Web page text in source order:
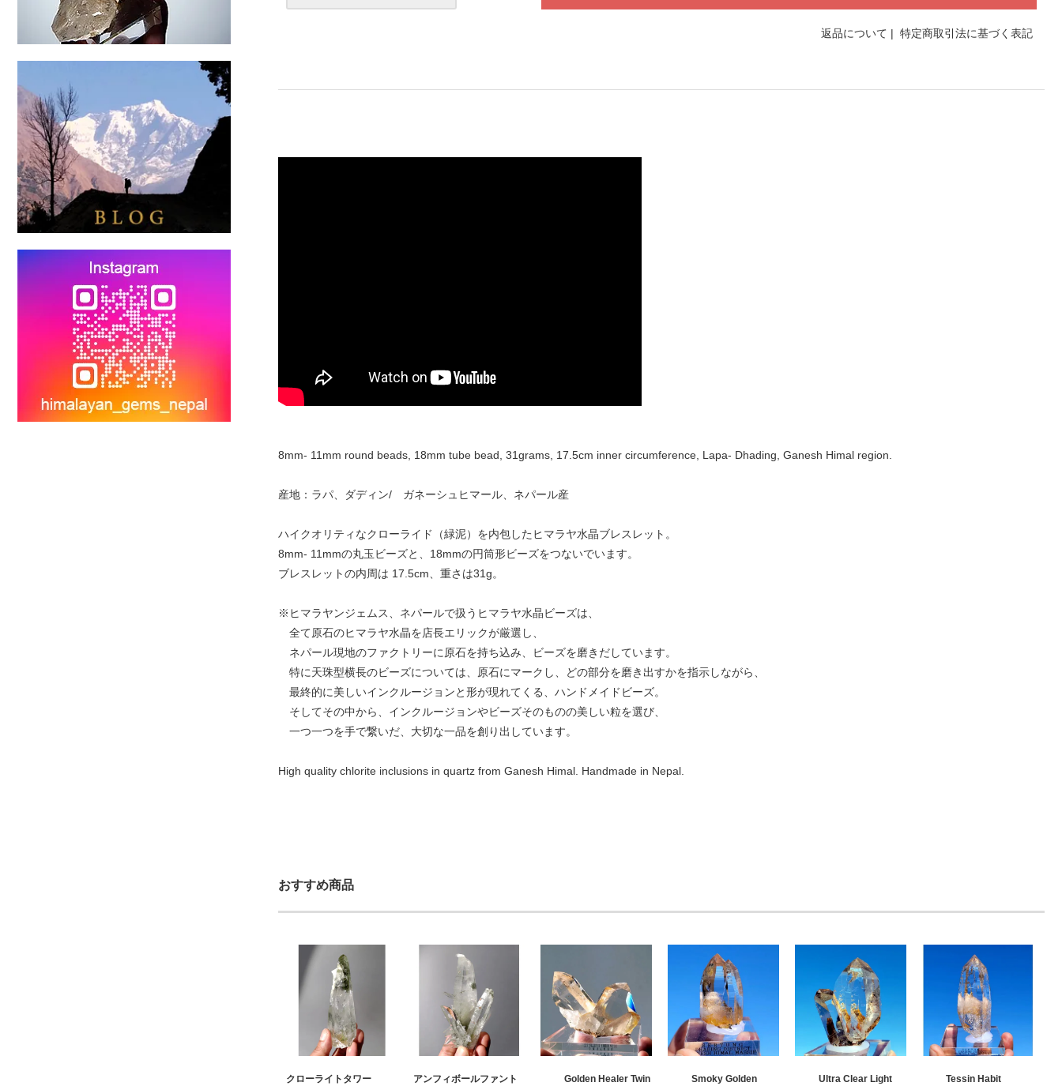
返品について | 特定商取引法に基づく表記
8mm- 11mm round beads, 18mm tube bead, 31grams, 17.5cm inner circumference, Lapa- Dhading, Ganesh Himal region.
産地：ラパ、ダディン/ ガネーシュヒマール、ネパール産
ハイクオリティなクローライド（緑泥）を内包したヒマラヤ水晶ブレスレット。
8mm- 11mmの丸玉ビーズと、18mmの円筒形ビーズをつないでいます。
ブレスレットの内周は 17.5cm、重さは31g。
※ヒマラヤンジェムス、ネパールで扱うヒマラヤ水晶ビーズは、
全て原石のヒマラヤ水晶を店長エリックが厳選し、
ネパール現地のファクトリーに原石を持ち込み、ビーズを磨きだしています。
特に天珠型横長のビーズについては、原石にマークし、どの部分を磨き出すかを指示しながら、
最終的に美しいインクルージョンと形が現れてくる、ハンドメイドビーズ。
そしてその中から、インクルージョンやビーズそのものの美しい粒を選び、
一つ一つを手で繋いだ、大切な一品を創り出しています。
High quality chlorite inclusions in quartz from Ganesh Himal. Handmade in Nepal.
おすすめ商品
クローライトタワー
アンフィボールファント
Golden Healer Twin
Smoky Golden
Ultra Clear Light
Tessin Habit